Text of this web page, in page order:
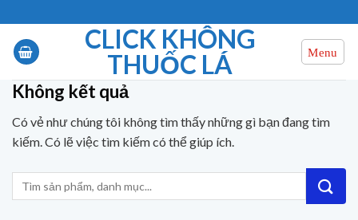
đến
nội
dung
CLICK KHÔNG
THUỐC LÁ
Không kết quả
Có vẻ như chúng tôi không tìm thấy những gì bạn đang tìm
kiếm. Có lẽ việc tìm kiếm có thể giúp ích.